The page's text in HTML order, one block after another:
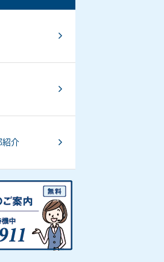
紹介